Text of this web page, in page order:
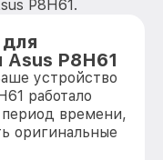
P8H61.
P8H61
устройство
работало
времени,
оригинальные